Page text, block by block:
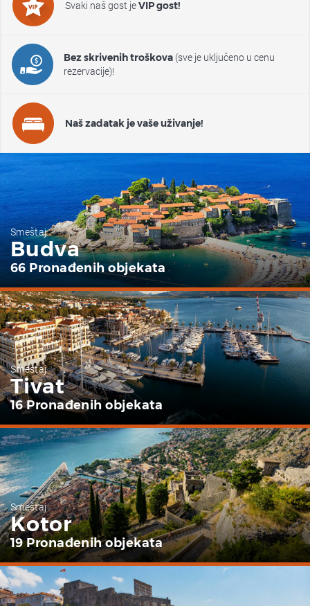
Svaki naš gost jeVIP gost!
Bez skrivenih troškova (sve je uključeno u cenu
rezervacije)!
Naš zadatak je vaše uživanje!
Smeštaj
Budva
66 Pronađenih objekata
Smeštaj
Tivat
16 Pronađenih objekata
Smeštaj
Kotor
19 Pronađenih objekata